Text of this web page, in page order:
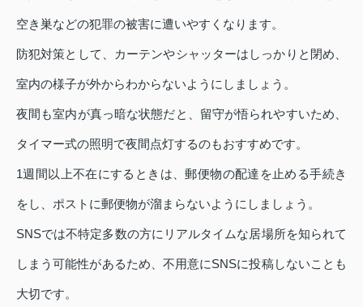
空き巣などの犯罪の被害に遭いやすくなります。
防犯対策として、カーテンやシャッターはしっかりと閉め、
室内の様子が外からわからないようにしましょう。
夜間も室内が真っ暗な状態だと、留守が悟られやすいため、
タイマー式の照明で夜間点灯するのもおすすめです。
1週間以上不在にするときは、郵便物の配達を止める手続き
をし、ポストに郵便物が溜まらないようにしましょう。
SNSでは不特定多数の方にリアルタイムな居場所を知られて
しまう可能性があるため、不用意にSNSに投稿しないことも
大切です。